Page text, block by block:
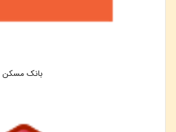
بانک مسکن